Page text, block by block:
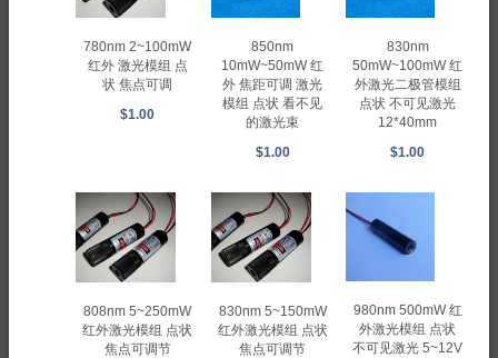
780nm 2~100mW
红外 激光模组 点
状 焦点可调
$1.00
850nm
10mW~50mW 红
外 焦距可调 激光
模组 点状 看不见
的激光束
$1.00
830nm
50mW~100mW 红
外激光二极管模组
点状 不可见激光
12*40mm
$1.00
808nm 5~250mW
红外激光模组 点状
焦点可调节
830nm 5~150mW
红外激光模组 点状
焦点可调节
980nm 500mW 红
外激光模组 点状
不可见激光 5~12V